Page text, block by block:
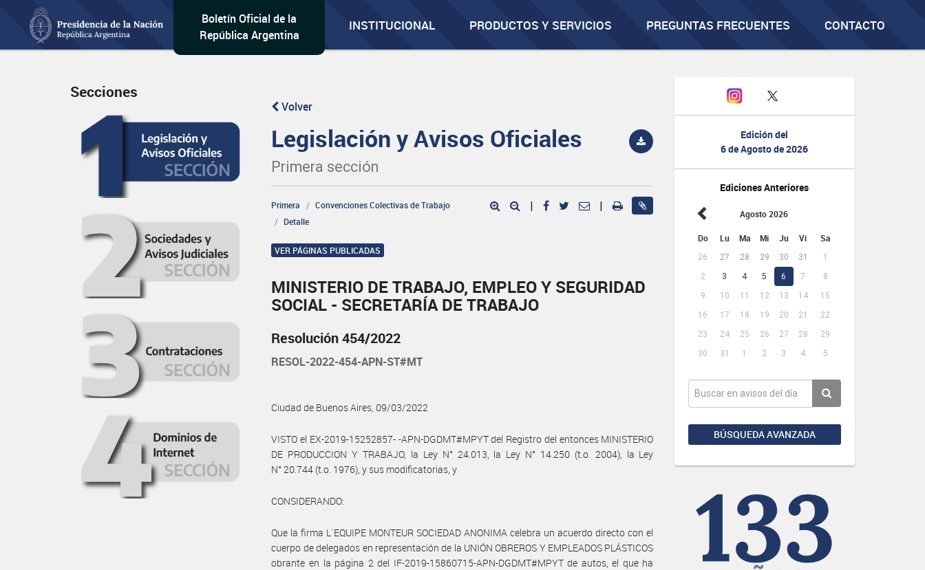
Boletín Oficial de la
República Argentina
INSTITUCIONAL PRODUCTOS Y SERVICIOS PREGUNTAS FRECUENTES CONTACTO
Edición del
6 de Agosto de 2026
Ediciones Anteriores
Agosto 2026
Do Lu Ma Mi Ju Vi Sa
26 27 28 29 30 31
1
2
3 4 5 6 7
8
9
10 11 12 13 14
15
16
17 18 19 20 21
22
23
24 25 26 27 28
29
30
31 1 2 3 4 5
BÚSQUEDA AVANZADA
Secciones
Volver
Legislación y Avisos Oficiales
Primera sección
Primera
Convenciones Colectivas de Trabajo
Detalle
| |
VER PÁGINAS PUBLICADAS
MINISTERIO DE TRABAJO, EMPLEO Y SEGURIDAD
SOCIAL - SECRETARÍA DE TRABAJO
Resolución 454/2022
RESOL-2022-454-APN-ST#MT
Ciudad de Buenos Aires, 09/03/2022
VISTO el EX-2019-15252857- -APN-DGDMT#MPYT del Registro del entonces MINISTERIO
DE PRODUCCION Y TRABAJO, la Ley N° 24.013, la Ley N° 14.250 (t.o. 2004), la Ley
N° 20.744 (t.o. 1976), y sus modificatorias, y
CONSIDERANDO:
Que la firma L´EQUIPE MONTEUR SOCIEDAD ANONIMA celebra un acuerdo directo con el
cuerpo de delegados en representación de la UNIÓN OBREROS Y EMPLEADOS PLÁSTICOS
obrante en la página 2 del IF-2019-15860715-APN-DGDMT#MPYT de autos, el que ha